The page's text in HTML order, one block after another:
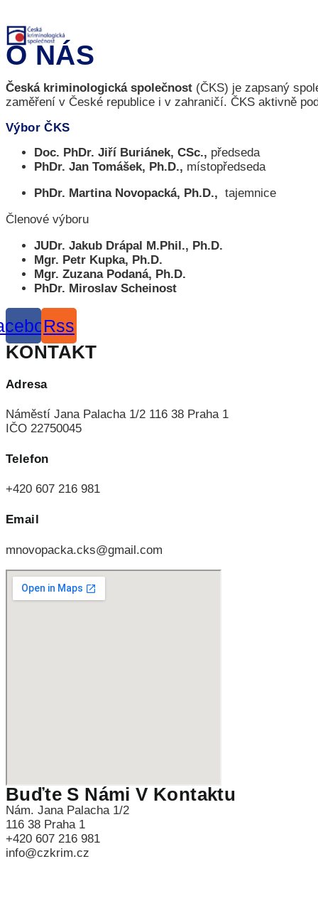
k
obsahu
O NÁS
Česká kriminologická společnost (ČKS) je zapsaný
zaměření v České republice i v zahraničí. ČKS aktivně
Výbor ČKS
Doc. PhDr. Jiří Buriánek, CSc., předseda​
PhDr. Jan Tomášek, Ph.D., místopředseda
PhDr. Martina Novopacká, Ph.D., tajemnice
Členové výboru
JUDr. Jakub Drápal M.Phil., Ph.D.
Mgr. Petr Kupka, Ph.D.
Mgr. Zuzana Podaná, Ph.D.
PhDr. Miroslav Scheinost
Rss
KONTAKT
Adresa
Náměstí Jana Palacha 1/2 116 38 Praha 1
IČO 22750045
Telefon
+420 607 216 981
Email
mnovopacka.cks@gmail.com
Buďte S Námi V Kontaktu
Nám. Jana Palacha 1/2
116 38 Praha 1
+420 607 216 981
info@czkrim.cz